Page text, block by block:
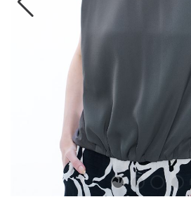
百搭配件
關於MOMA
網站須知與政策